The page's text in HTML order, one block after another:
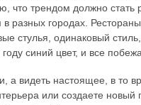
что трендом должно
в разных городах.
стулья, одинаковый
синий цвет, и все
а видеть настоящее, в то
или создаете новый